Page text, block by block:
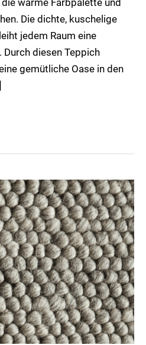
warme Farbpalette und
Die dichte, kuschelige
jedem Raum eine
diesen Teppich
gemütliche Oase in den